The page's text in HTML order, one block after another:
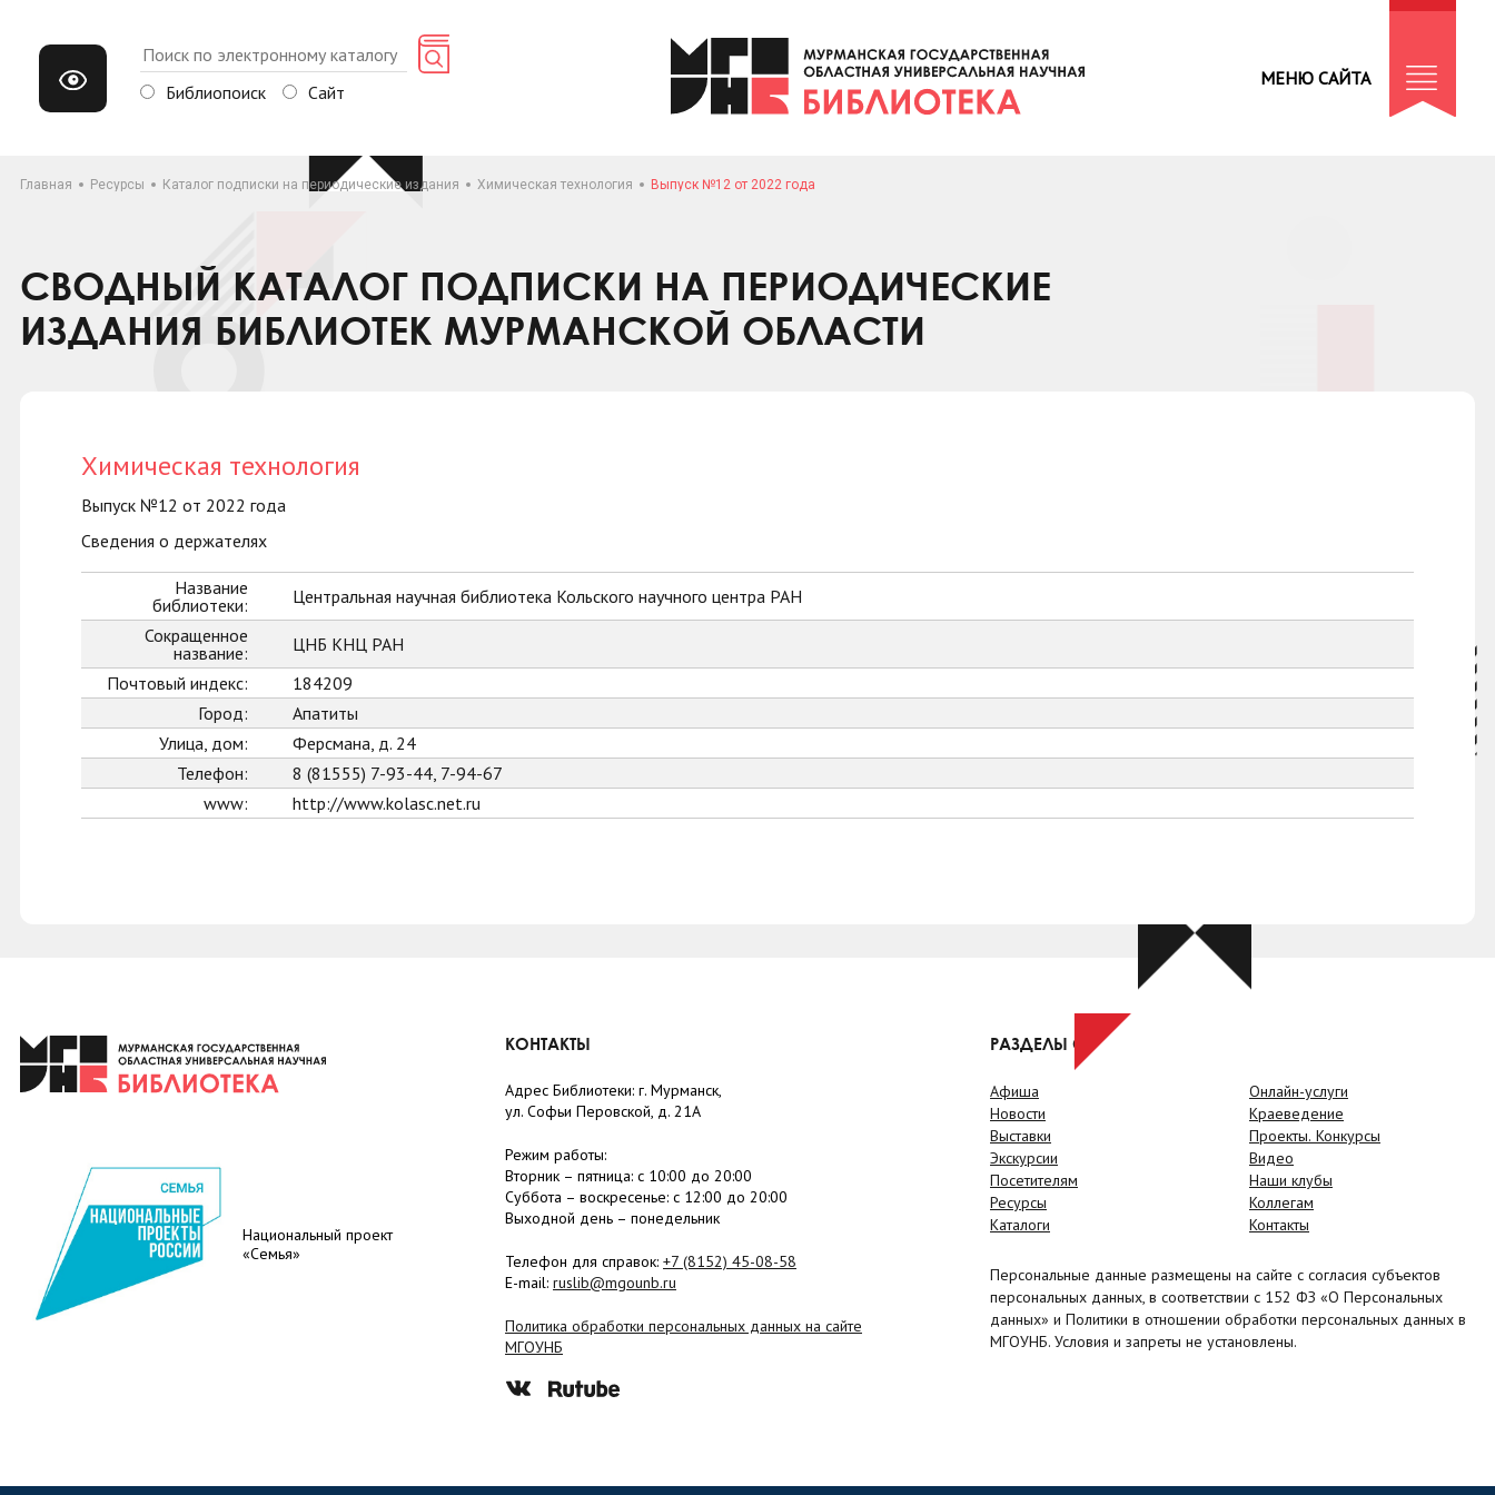
Библиопоиск Сайт
МЕНЮ САЙТА
Главная Ресурсы Каталог подписки на периодические издания Химическая технология Выпуск №12 от 2022 года
СВОДНЫЙ КАТАЛОГ ПОДПИСКИ НА ПЕРИОДИЧЕСКИЕ
ИЗДАНИЯ БИБЛИОТЕК МУРМАНСКОЙ ОБЛАСТИ
Химическая технология
Выпуск №12 от 2022 года
Сведения о держателях
Название
библиотеки:
Центральная научная библиотека Кольского научного центра РАН
Сокращенное
название:
ЦНБ КНЦ РАН
Почтовый индекс:
184209
Город:
Апатиты
Улица, дом:
Ферсмана, д. 24
Телефон:
8 (81555) 7-93-44, 7-94-67
www:
http://www.kolasc.net.ru
Национальный проект
«Семья»
КОНТАКТЫ
Адрес Библиотеки: г. Мурманск,
ул. Софьи Перовской, д. 21А
Режим работы:
Вторник – пятница: с 10:00 до 20:00
Суббота – воскресенье: c 12:00 до 20:00
Выходной день – понедельник
Телефон для справок: +7 (8152) 45-08-58
E-mail: ruslib@mgounb.ru
Политика обработки персональных данных на сайте
МГОУНБ
РАЗДЕЛЫ САЙТА
Афиша
Новости
Выставки
Экскурсии
Посетителям
Ресурсы
Каталоги
Онлайн-услуги
Краеведение
Проекты. Конкурсы
Видео
Наши клубы
Коллегам
Контакты
Персональные данные размещены на сайте с согласия субъектов
персональных данных, в соответствии с 152 ФЗ «О Персональных
данных» и Политики в отношении обработки персональных данных в
МГОУНБ. Условия и запреты не установлены.